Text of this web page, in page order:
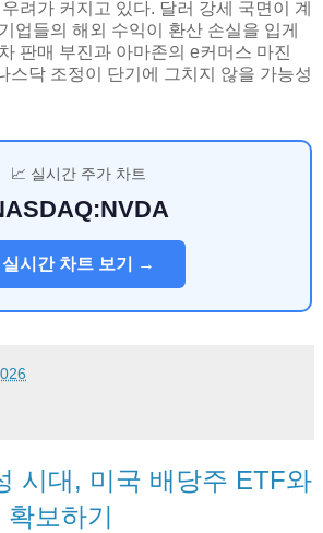
려가 커지고 있다. 달러 강세 국면이 계
업들의 해외 수익이 환산 손실을 입게
판매 부진과 아마존의 e커머스 마진
스닥 조정이 단기에 그치지 않을 가능성
📈 실시간 주가 차트
실시간 차트 보기 →
시대, 미국 배당주 ETF와
보하기